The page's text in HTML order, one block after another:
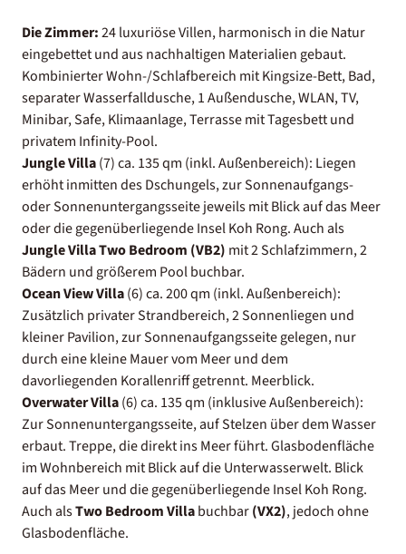
Die Zimmer:24 luxuriöse Villen, harmonisch in die Natur
eingebettet und aus nachhaltigen Materialien gebaut.
Kombinierter Wohn-/Schlafbereich mit Kingsize-Bett, Bad,
separater Wasserfalldusche, 1 Außendusche, WLAN, TV,
Minibar, Safe, Klimaanlage, Terrasse mit Tagesbett und
privatem Infinity-Pool.
Jungle Villa(7) ca. 135 qm (inkl. Außenbereich): Liegen
erhöht inmitten des Dschungels, zur Sonnenaufgangs-
oder Sonnenuntergangsseite jeweils mit Blick auf das Meer
oder die gegenüberliegende Insel Koh Rong. Auch als
Jungle Villa Two Bedroom (VB2) mit 2 Schlafzimmern, 2
Bädern und größerem Pool buchbar.
Ocean View Villa(6) ca. 200 qm (inkl. Außenbereich):
Zusätzlich privater Strandbereich, 2 Sonnenliegen und
kleiner Pavilion, zur Sonnenaufgangsseite gelegen, nur
durch eine kleine Mauer vom Meer und dem
davorliegenden Korallenriff getrennt. Meerblick.
Overwater Villa(6) ca. 135 qm (inklusive Außenbereich):
Zur Sonnenuntergangsseite, auf Stelzen über dem Wasser
erbaut. Treppe, die direkt ins Meer führt. Glasbodenfläche
im Wohnbereich mit Blick auf die Unterwasserwelt. Blick
auf das Meer und die gegenüberliegende Insel Koh Rong.
Auch alsTwo Bedroom Villabuchbar(VX2), jedoch ohne
Glasbodenfläche.